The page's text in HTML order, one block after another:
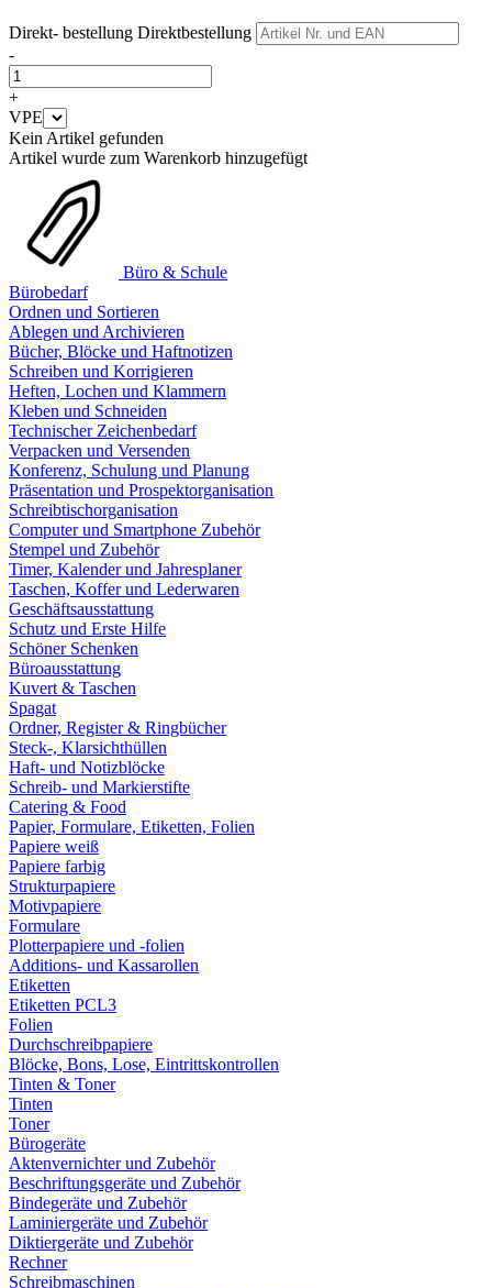
Direkt- bestellung Direktbestellung
-
+
VPE
Kein Artikel gefunden
Artikel wurde zum Warenkorb hinzugefügt
Büro & Schule
Bürobedarf
Ordnen und Sortieren
Ablegen und Archivieren
Bücher, Blöcke und Haftnotizen
Schreiben und Korrigieren
Heften, Lochen und Klammern
Kleben und Schneiden
Technischer Zeichenbedarf
Verpacken und Versenden
Konferenz, Schulung und Planung
Präsentation und Prospektorganisation
Schreibtischorganisation
Computer und Smartphone Zubehör
Stempel und Zubehör
Timer, Kalender und Jahresplaner
Taschen, Koffer und Lederwaren
Geschäftsausstattung
Schutz und Erste Hilfe
Schöner Schenken
Büroausstattung
Kuvert & Taschen
Spagat
Ordner, Register & Ringbücher
Steck-, Klarsichthüllen
Haft- und Notizblöcke
Schreib- und Markierstifte
Catering & Food
Papier, Formulare, Etiketten, Folien
Papiere weiß
Papiere farbig
Strukturpapiere
Motivpapiere
Formulare
Plotterpapiere und -folien
Additions- und Kassarollen
Etiketten
Etiketten PCL3
Folien
Durchschreibpapiere
Blöcke, Bons, Lose, Eintrittskontrollen
Tinten & Toner
Tinten
Toner
Bürogeräte
Aktenvernichter und Zubehör
Beschriftungsgeräte und Zubehör
Bindegeräte und Zubehör
Laminiergeräte und Zubehör
Diktiergeräte und Zubehör
Rechner
Schreibmaschinen